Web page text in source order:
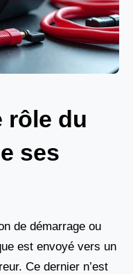
rôle du
ses
de démarrage ou
est envoyé vers un
Ce dernier n’est